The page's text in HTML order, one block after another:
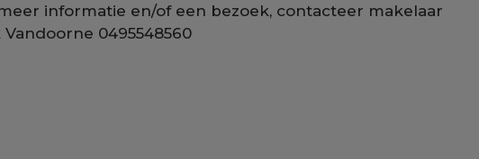
informatie en/of een bezoek, contacteer makelaar
Vandoorne 0495548560